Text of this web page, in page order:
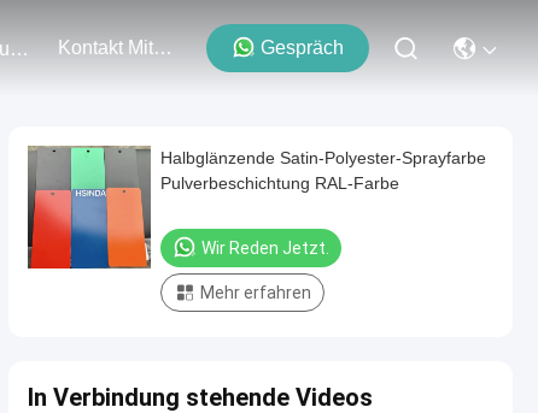
Veranstaltungen Kontakt Mit Uns Gespräch
Halbglänzende Satin-Polyester-Sprayfarbe
Pulverbeschichtung RAL-Farbe
Wir Reden Jetzt.
Mehr erfahren
In Verbindung stehende Videos